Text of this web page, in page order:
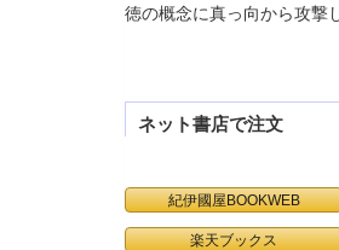
徳の概念に真っ向から攻撃
ネット書店で注文
紀伊國屋BOOKWEB
楽天ブックス